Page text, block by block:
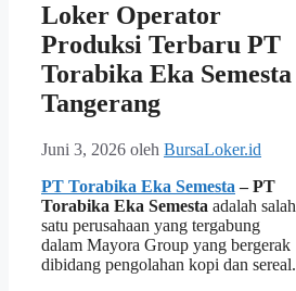
Loker Operator
Produksi Terbaru PT
Torabika Eka Semesta
Tangerang
Juni 3, 2026 oleh BursaLoker.id
PT Torabika Eka Semesta – PT
Torabika Eka Semesta adalah salah
satu perusahaan yang tergabung
dalam Mayora Group yang bergerak
dibidang pengolahan kopi dan sereal.